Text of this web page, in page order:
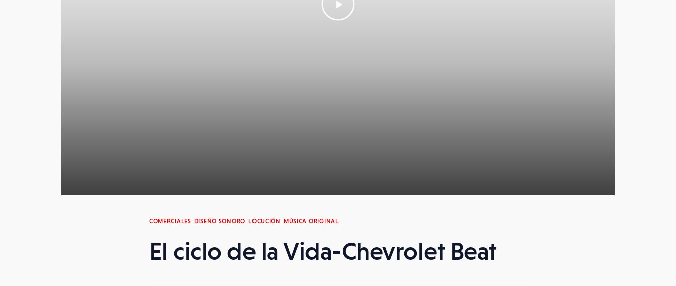
COMERCIALES DISEÑO SONORO LOCUCIÓN MÚSICA ORIGINAL
El ciclo de la Vida-Chevrolet Beat